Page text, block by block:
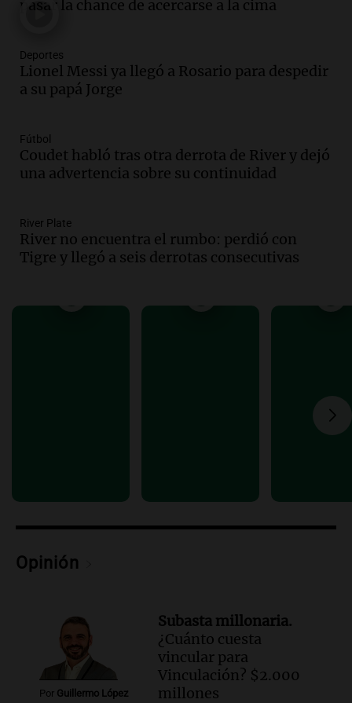
Una mañana para todos
Episodios
Audio.Una nutricionista derribó el mito
conviene priorizar
Una mañana para todos
Episodios
Episodios
contra el tiempo: necesita un trasplante
Una mañana para todos
Audio.
Panorama Federal
Episodios
pasar la chance de acercarse a la cima
Deportes
Lionel Messi ya llegó a Rosario para despedir
a su papá Jorge
Fútbol
Coudet habló tras otra derrota de River y dejó
una advertencia sobre su continuidad
River Plate
River no encuentra el rumbo: perdió con
Tigre y llegó a seis derrotas consecutivas
Opinión
Por Guillermo López
Subasta millonaria.
¿Cuánto cuesta
vincular para
Vinculación? $2.000
millones